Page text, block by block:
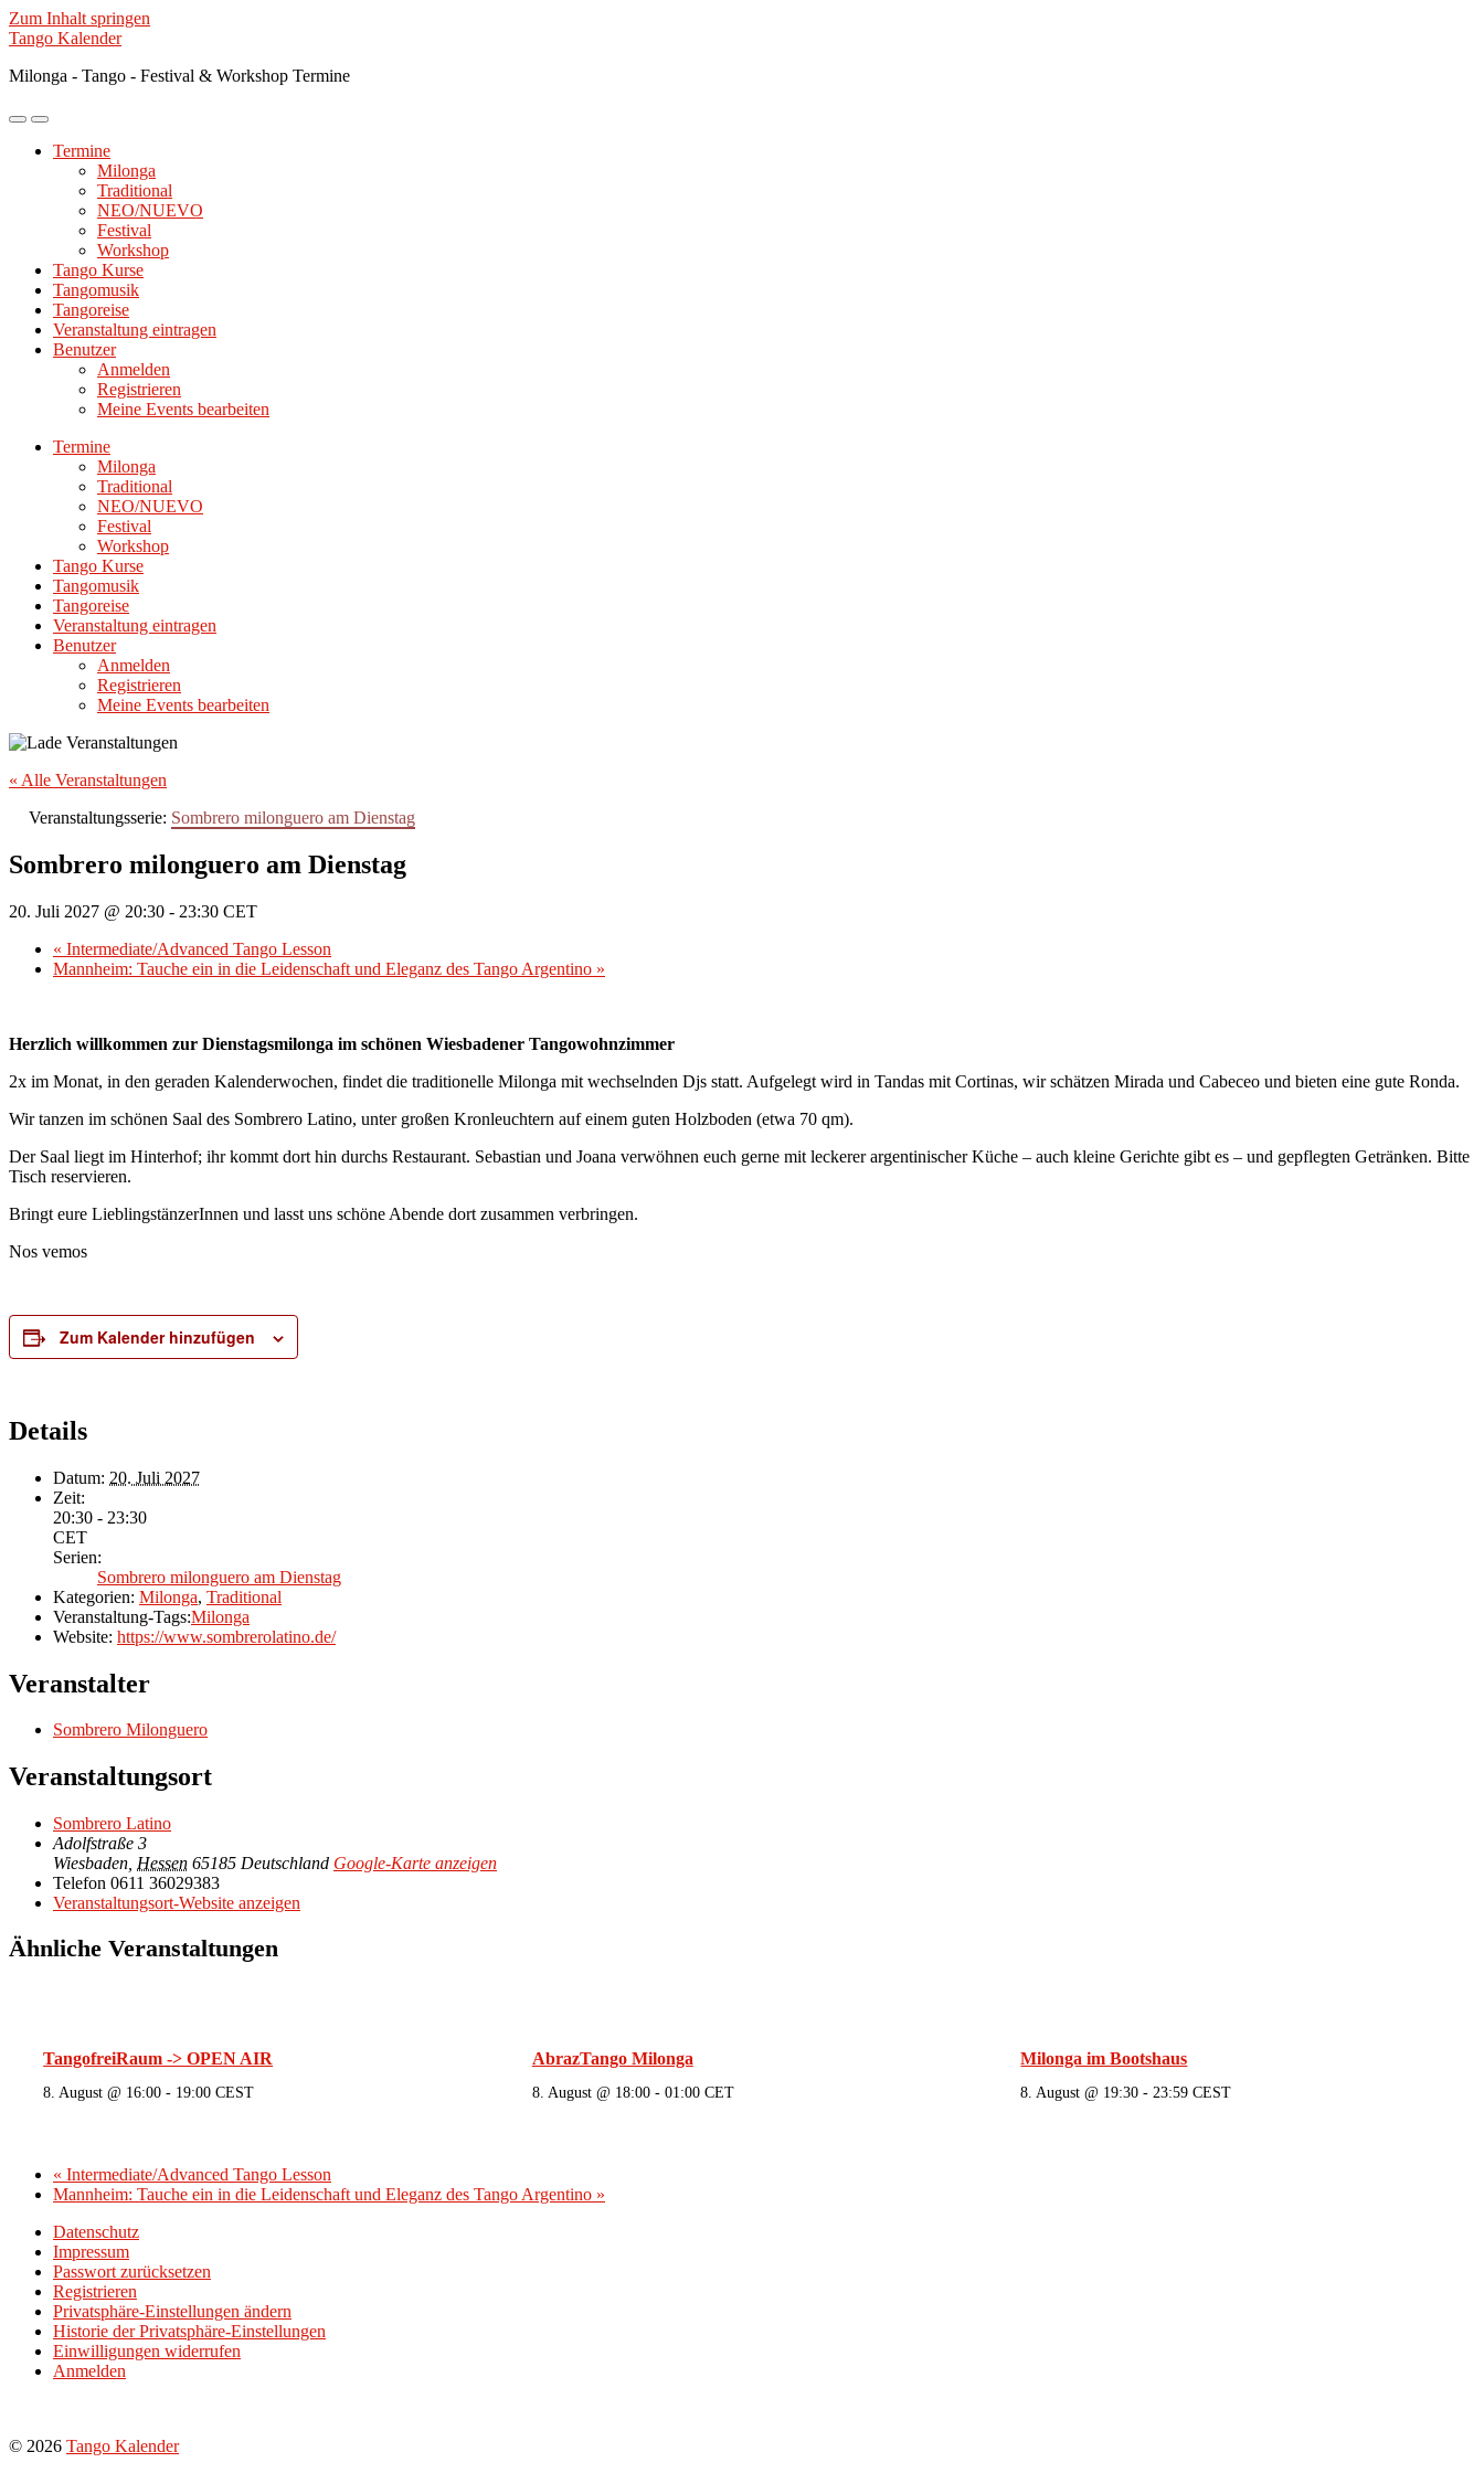
Zum Inhalt springen
Tango Kalender
Milonga - Tango - Festival & Workshop Termine
Mobile-
ein-/ausblenden
Suchfeld
ein-/ausblenden
Termine
Milonga
Traditional
NEO/NUEVO
Festival
Workshop
Tango Kurse
Tangomusik
Tangoreise
Veranstaltung eintragen
Benutzer
Anmelden
Registrieren
Meine Events bearbeiten
Termine
Milonga
Traditional
NEO/NUEVO
Festival
Workshop
Tango Kurse
Tangomusik
Tangoreise
Veranstaltung eintragen
Benutzer
Anmelden
Registrieren
Meine Events bearbeiten
« Alle Veranstaltungen
Veranstaltungsserie: Sombrero milonguero am Dienstag
Sombrero milonguero am Dienstag
20. Juli 2027 @ 20:30 - 23:30 CET
« Intermediate/Advanced Tango Lesson
Mannheim: Tauche ein in die Leidenschaft und Eleganz des Tango Argentino »
Herzlich willkommen zur Dienstagsmilonga im schönen Wiesbadener Tangowohnzimmer
2x im Monat, in den geraden Kalenderwochen, findet die traditionelle Milonga mit wechselnden Djs statt. Aufgelegt wird in Tandas mit Cortinas, wir schätzen Mirada und Cabeceo und bieten eine gute Ronda.
Wir tanzen im schönen Saal des Sombrero Latino, unter großen Kronleuchtern auf einem guten Holzboden (etwa 70 qm).
Der Saal liegt im Hinterhof; ihr kommt dort hin durchs Restaurant. Sebastian und Joana verwöhnen euch gerne mit leckerer argentinischer Küche – auch kleine Gerichte gibt es – und gepflegten Getränken. Bitte
Tisch reservieren.
Bringt eure LieblingstänzerInnen und lasst uns schöne Abende dort zusammen verbringen.
Nos vemos
Zum Kalender hinzufügen
Details
Datum: 20. Juli 2027
Zeit:
20:30 - 23:30
CET
Serien:
Sombrero milonguero am Dienstag
Kategorien: Milonga, Traditional
Veranstaltung-Tags:Milonga
Website: https://www.sombrerolatino.de/
Veranstalter
Sombrero Milonguero
Veranstaltungsort
Sombrero Latino
Adolfstraße 3
Wiesbaden Hessen 65185 Deutschland Google-Karte anzeigen
Telefon 0611 36029383
Veranstaltungsort-Website anzeigen
Ähnliche Veranstaltungen
TangofreiRaum -> OPEN AIR
8. August @ 16:00 - 19:00 CEST
AbrazTango Milonga
8. August @ 18:00- 01:00 CET
Milonga im Bootshaus
8. August @ 19:30 - 23:59 CEST
« Intermediate/Advanced Tango Lesson
Mannheim: Tauche ein in die Leidenschaft und Eleganz des Tango Argentino »
Datenschutz
Impressum
Passwort zurücksetzen
Registrieren
Privatsphäre-Einstellungen ändern
Historie der Privatsphäre-Einstellungen
Einwilligungen widerrufen
Anmelden
© 2026 Tango Kalender